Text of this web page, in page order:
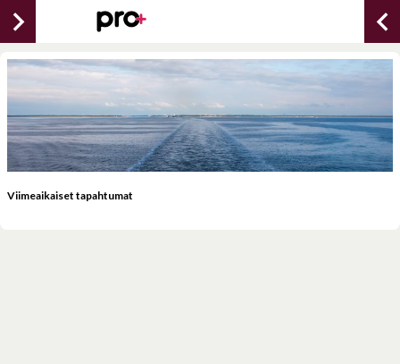
chevron_right chevron_left
Viimeaikaiset tapahtumat